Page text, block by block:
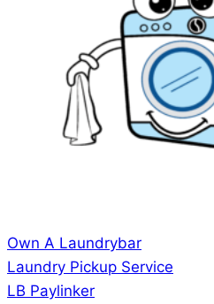
Own A Laundrybar
Laundry Pickup Service
LB Paylinker